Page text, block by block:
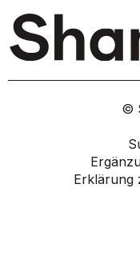
©
Erklärung